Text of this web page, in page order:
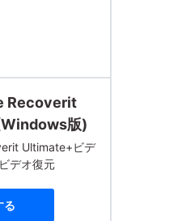
Recoverit
版)
Ultimate+ビデ
デオ復元
る